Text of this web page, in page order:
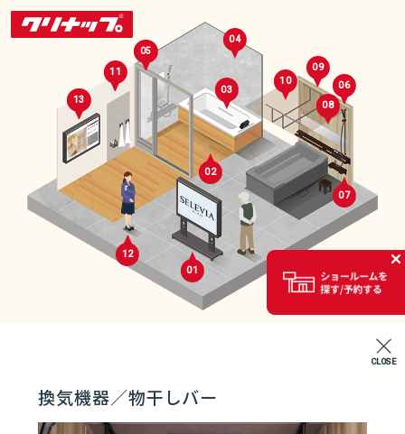
エントランス
換気機器／物干しバー
CLOSE
07
セレクトルーム
01
02
03
04
05
06
07
08
09
10
11
12
13